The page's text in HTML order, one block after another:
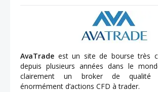
AvaTrade est un site de bourse très
depuis plusieurs années dans le
clairement un broker de qualité
énormément d’actions CFD à trader.